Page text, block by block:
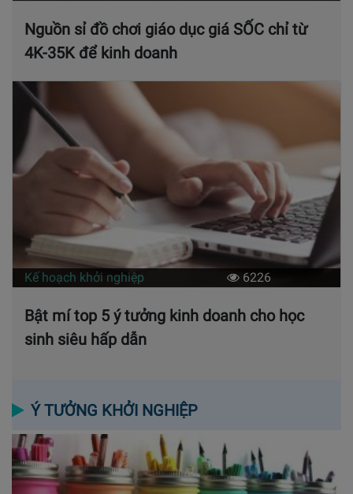
Nguồn sỉ đồ chơi giáo dục giá SỐC chỉ từ
4K-35K để kinh doanh
Kế hoạch khởi nghiệp 6226
Bật mí top 5 ý tưởng kinh doanh cho học
sinh siêu hấp dẫn
Ý TƯỞNG KHỞI NGHIỆP